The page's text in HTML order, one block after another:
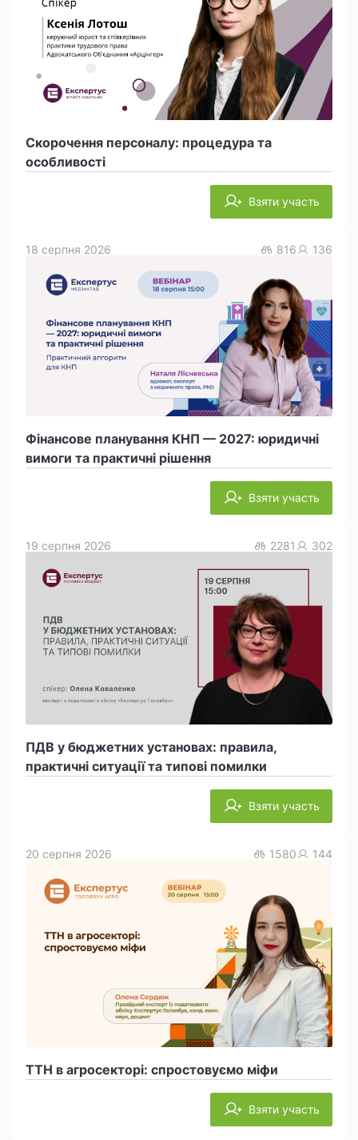
Скорочення персоналу: процедура та
особливості
Взяти участь
Фінансове планування КНП — 2027: юридичні
вимоги та практичні рішення
18 серпня 2026 816 136
Взяти участь
ПДВ у бюджетних установах: правила,
практичні ситуації та типові помилки
19 серпня 2026 2281 302
Взяти участь
ТТН в агросекторі: спростовуємо міфи
20 серпня 2026 1580 144
Взяти участь